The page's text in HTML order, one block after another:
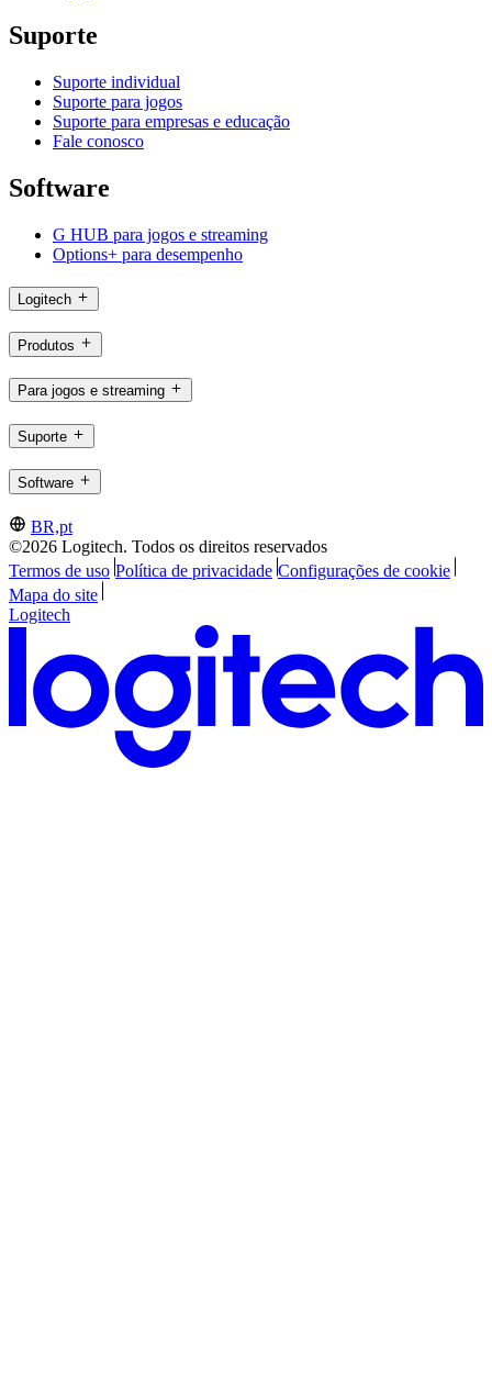
Suporte
Suporte individual
Suporte para jogos
Suporte para empresas e educação
Fale conosco
Software
G HUB para jogos e streaming
Options+ para desempenho
Logitech
Produtos
Para jogos e streaming
Suporte
Software
BR,pt
©2026 Logitech. Todos os direitos reservados
Termos de uso Política de privacidade Configurações de cookie
Mapa do site
Logitech